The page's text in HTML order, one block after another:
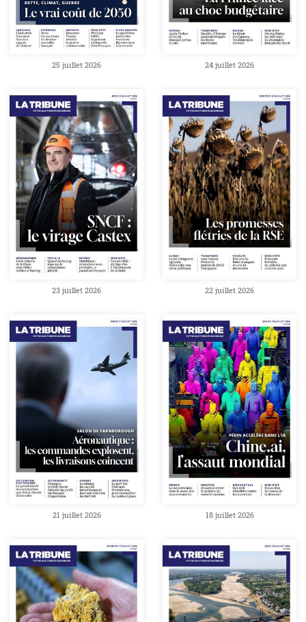
25 juillet 2026 24 juillet 2026
23 juillet 2026 22 juillet 2026
21 juillet 2026 18 juillet 2026